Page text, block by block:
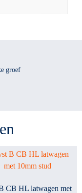
groef
CB HL latwagen met